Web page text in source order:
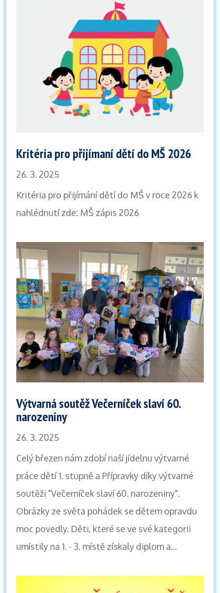
Kritéria pro přijímaní dětí do MŠ 2026
26. 3. 2025
Kritéria pro přijímání dětí do MŠ v roce 2026 k
nahlédnutí zde: MŠ zápis 2026
Výtvarná soutěž Večerníček slaví 60.
narozeniny
26. 3. 2025
Celý březen nám zdobí naší jídelnu výtvarné
práce dětí 1. stupně a Přípravky díky výtvarné
soutěži "Večerníček slaví 60. narozeniny".
Obrázky ze světa pohádek se dětem opravdu
moc povedly. Děti, které se ve své kategorii
umístily na 1. - 3. místě získaly diplom a...